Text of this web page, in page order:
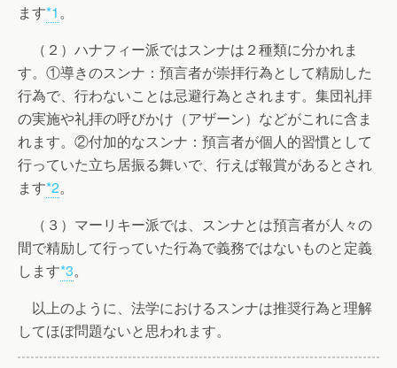
ます*1。
（２）ハナフィー派ではスンナは２種類に分かれま
す。①導きのスンナ：預言者が崇拝行為として精励した
行為で、行わないことは忌避行為とされます。集団礼拝
の実施や礼拝の呼びかけ（アザーン）などがこれに含ま
れます。②付加的なスンナ：預言者が個人的習慣として
行っていた立ち居振る舞いで、行えば報賞があるとされ
ます*2。
（３）マーリキー派では、スンナとは預言者が人々の
間で精励して行っていた行為で義務ではないものと定義
します*3。
以上のように、法学におけるスンナは推奨行為と理解
してほぼ問題ないと思われます。